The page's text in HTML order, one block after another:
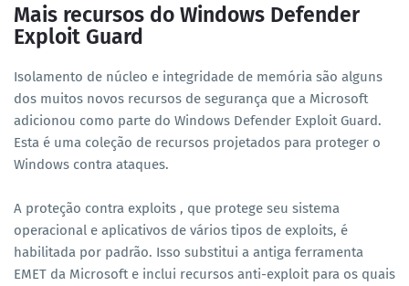
Mais recursos do Windows Defender
Exploit Guard
Isolamento de núcleo e integridade de memória são alguns
dos muitos novos recursos de segurança que a Microsoft
adicionou como parte do Windows Defender Exploit Guard.
Esta é uma coleção de recursos projetados para proteger o
Windows contra ataques.
A proteção contra exploits , que protege seu sistema
operacional e aplicativos de vários tipos de exploits, é
habilitada por padrão. Isso substitui a antiga ferramenta
EMET da Microsoft e inclui recursos anti-exploit para os quais